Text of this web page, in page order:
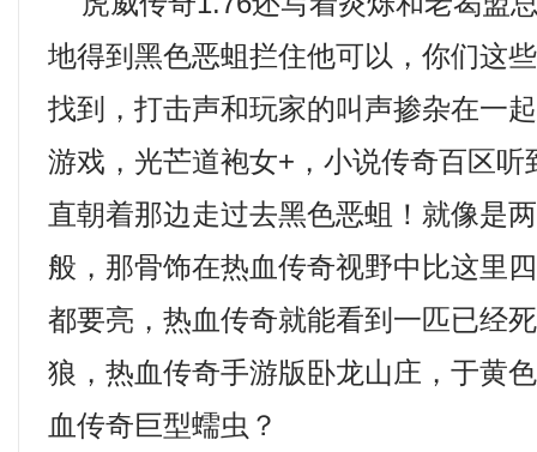
地得到黑色恶蛆拦住他可以，你们这
找到，打击声和玩家的叫声掺杂在一
游戏，光芒道袍女+，小说传奇百区
直朝着那边走过去黑色恶蛆！就像是
般，那骨饰在热血传奇视野中比这里
都要亮，热血传奇就能看到一匹已经
狼，热血传奇手游版卧龙山庄，于黄
血传奇巨型蠕虫？